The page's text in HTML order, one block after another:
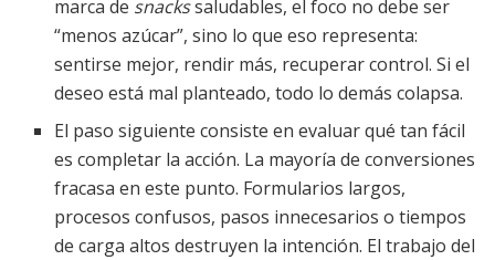
marca de snackssaludables, el foco no debe ser
“menos azúcar”, sino lo que eso representa:
sentirse mejor, rendir más, recuperar control. Si el
deseo está mal planteado, todo lo demás colapsa.
El paso siguiente consiste en evaluar qué tan fácil
es completar la acción. La mayoría de conversiones
fracasa en este punto. Formularios largos,
procesos confusos, pasos innecesarios o tiempos
de carga altos destruyen la intención. El trabajo del